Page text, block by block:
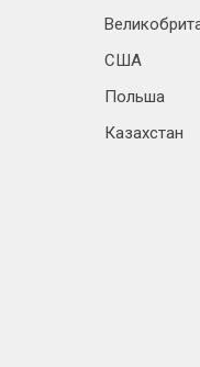
США
Польша
Казахстан